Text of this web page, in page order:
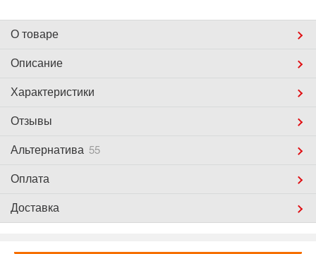
О товаре
Описание
Характеристики
Отзывы
Альтернатива 55
Оплата
Доставка